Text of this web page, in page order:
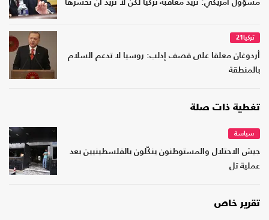
مسؤول أمريكي: نريد معاقبة تركيا لكن لا نريد أن نخسرها
تركيا21
أردوغان معلقا على قصف إدلب: روسيا لا تدعم السلام
بالمنطقة
تغطية ذات صلة
سياسة
جيش الاحتلال والمستوطنون ينكّلون بالفلسطينيين بعد
عملية تل
تقرير خاص